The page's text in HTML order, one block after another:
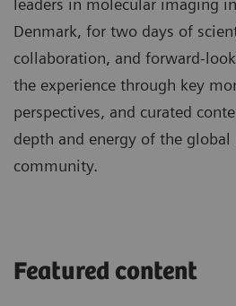
leaders in molecular imaging
Denmark, for two days of
collaboration, and forward-
the experience through key
perspectives, and curated
depth and energy of the
community.
Featured content